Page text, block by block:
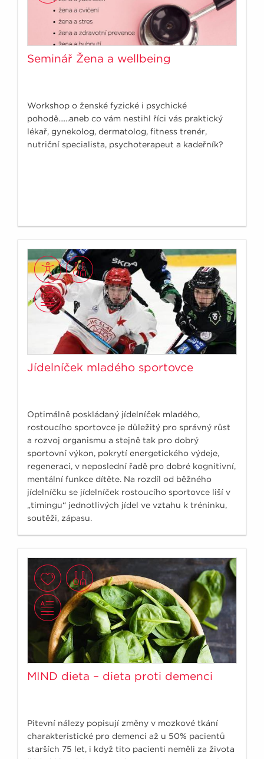
Seminář Žena a wellbeing
Workshop o ženské fyzické i psychické
pohodě......aneb co vám nestihl říci vás praktický
lékař, gynekolog, dermatolog, fitness trenér,
nutriční specialista, psychoterapeut a kadeřník?
Jídelníček mladého sportovce
Optimálně poskládaný jídelníček mladého,
rostoucího sportovce je důležitý pro správný růst
a rozvoj organismu a stejně tak pro dobrý
sportovní výkon, pokrytí energetického výdeje,
regeneraci, v neposlední řadě pro dobré kognitivní,
mentální funkce dítěte. Na rozdíl od běžného
jídelníčku se jídelníček rostoucího sportovce liší v
„timingu“ jednotlivých jídel ve vztahu k tréninku,
soutěži, zápasu.
MIND dieta – dieta proti demenci
Pitevní nálezy popisují změny v mozkové tkání
charakteristické pro demenci až u 50% pacientů
starších 75 let, i když tito pacienti neměli za života